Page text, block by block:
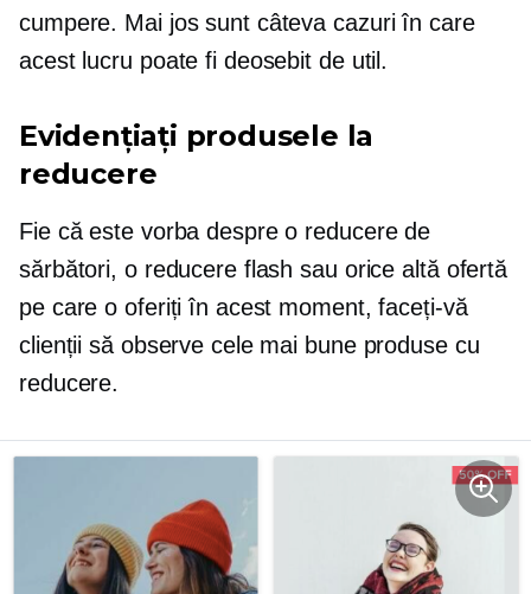
cumpere. Mai jos sunt câteva cazuri în care
acest lucru poate fi deosebit de util.
Evidențiați produsele la
reducere
Fie că este vorba despre o reducere de
sărbători, o reducere flash sau orice altă ofertă
pe care o oferiți în acest moment, faceți-vă
clienții să observe cele mai bune produse cu
reducere.